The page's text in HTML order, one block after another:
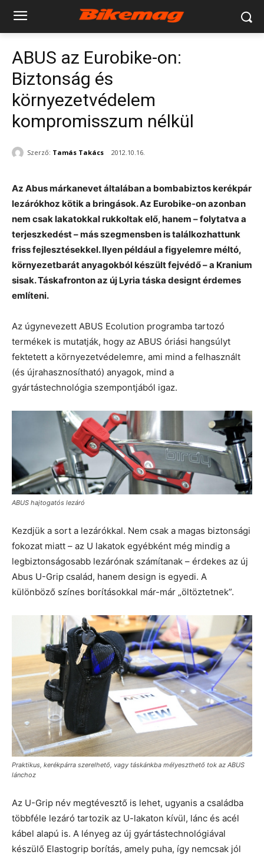
ABUS az Eurobike-on:
Biztonság és
környezetvédelem
kompromisszum nélkül
Szerző: Tamás Takács 2012.10.16.
Az Abus márkanevet általában a bombabiztos kerékpár
lezárókhoz kötik a bringások. Az Eurobike-on azonban
nem csak lakatokkal rukkoltak elő, hanem – folytatva a
terjeszkedést – más szegmensben is találkozhattunk
friss fejlesztésekkel. Ilyen például a figyelemre méltó,
környezetbarát anyagokból készült fejvédő – a Kranium
sisak. Táskafronton az új Lyria táska designt érdemes
említeni.
Az úgynevezett ABUS Ecolution programba tartozó
termékek is mutatják, hogy az ABUS óriási hangsúlyt
fektetett a környezetvédelemre, ami mind a felhasznált
(és újrahasznosítható) anyagok, mind a
gyártástechnológia szempontjából igaz.
ABUS hajtogatós lezáró
Kezdjük a sort a lezárókkal. Nem csak a magas biztonsági
fokozat miatt – az U lakatok egyébként még mindig a
legbiztonságosabb lezárónak számítanak – érdekes az új
Abus U-Grip család, hanem design is egyedi. A
különböző színes borításokkal már-már „öltöztetnek”.
Praktikus, kerékpárra szerelhető, vagy táskánkba mélyeszthető tok az ABUS
lánchoz
Az U-Grip név megtévesztő is lehet, ugyanis a családba
többféle lezáró tartozik az U-lakaton kívül, lánc és acél
kábel alapú is. A lényeg az új gyártástechnológiával
készülő Elastogrip borítás, amely puha, így nemcsak jól